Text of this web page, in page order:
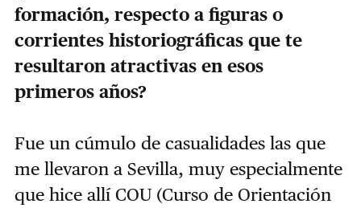
formación, respecto a figuras o
corrientes historiográficas que te
resultaron atractivas en esos
primeros años?
Fue un cúmulo de casualidades las que
me llevaron a Sevilla, muy especialmente
que hice allí COU (Curso de Orientación